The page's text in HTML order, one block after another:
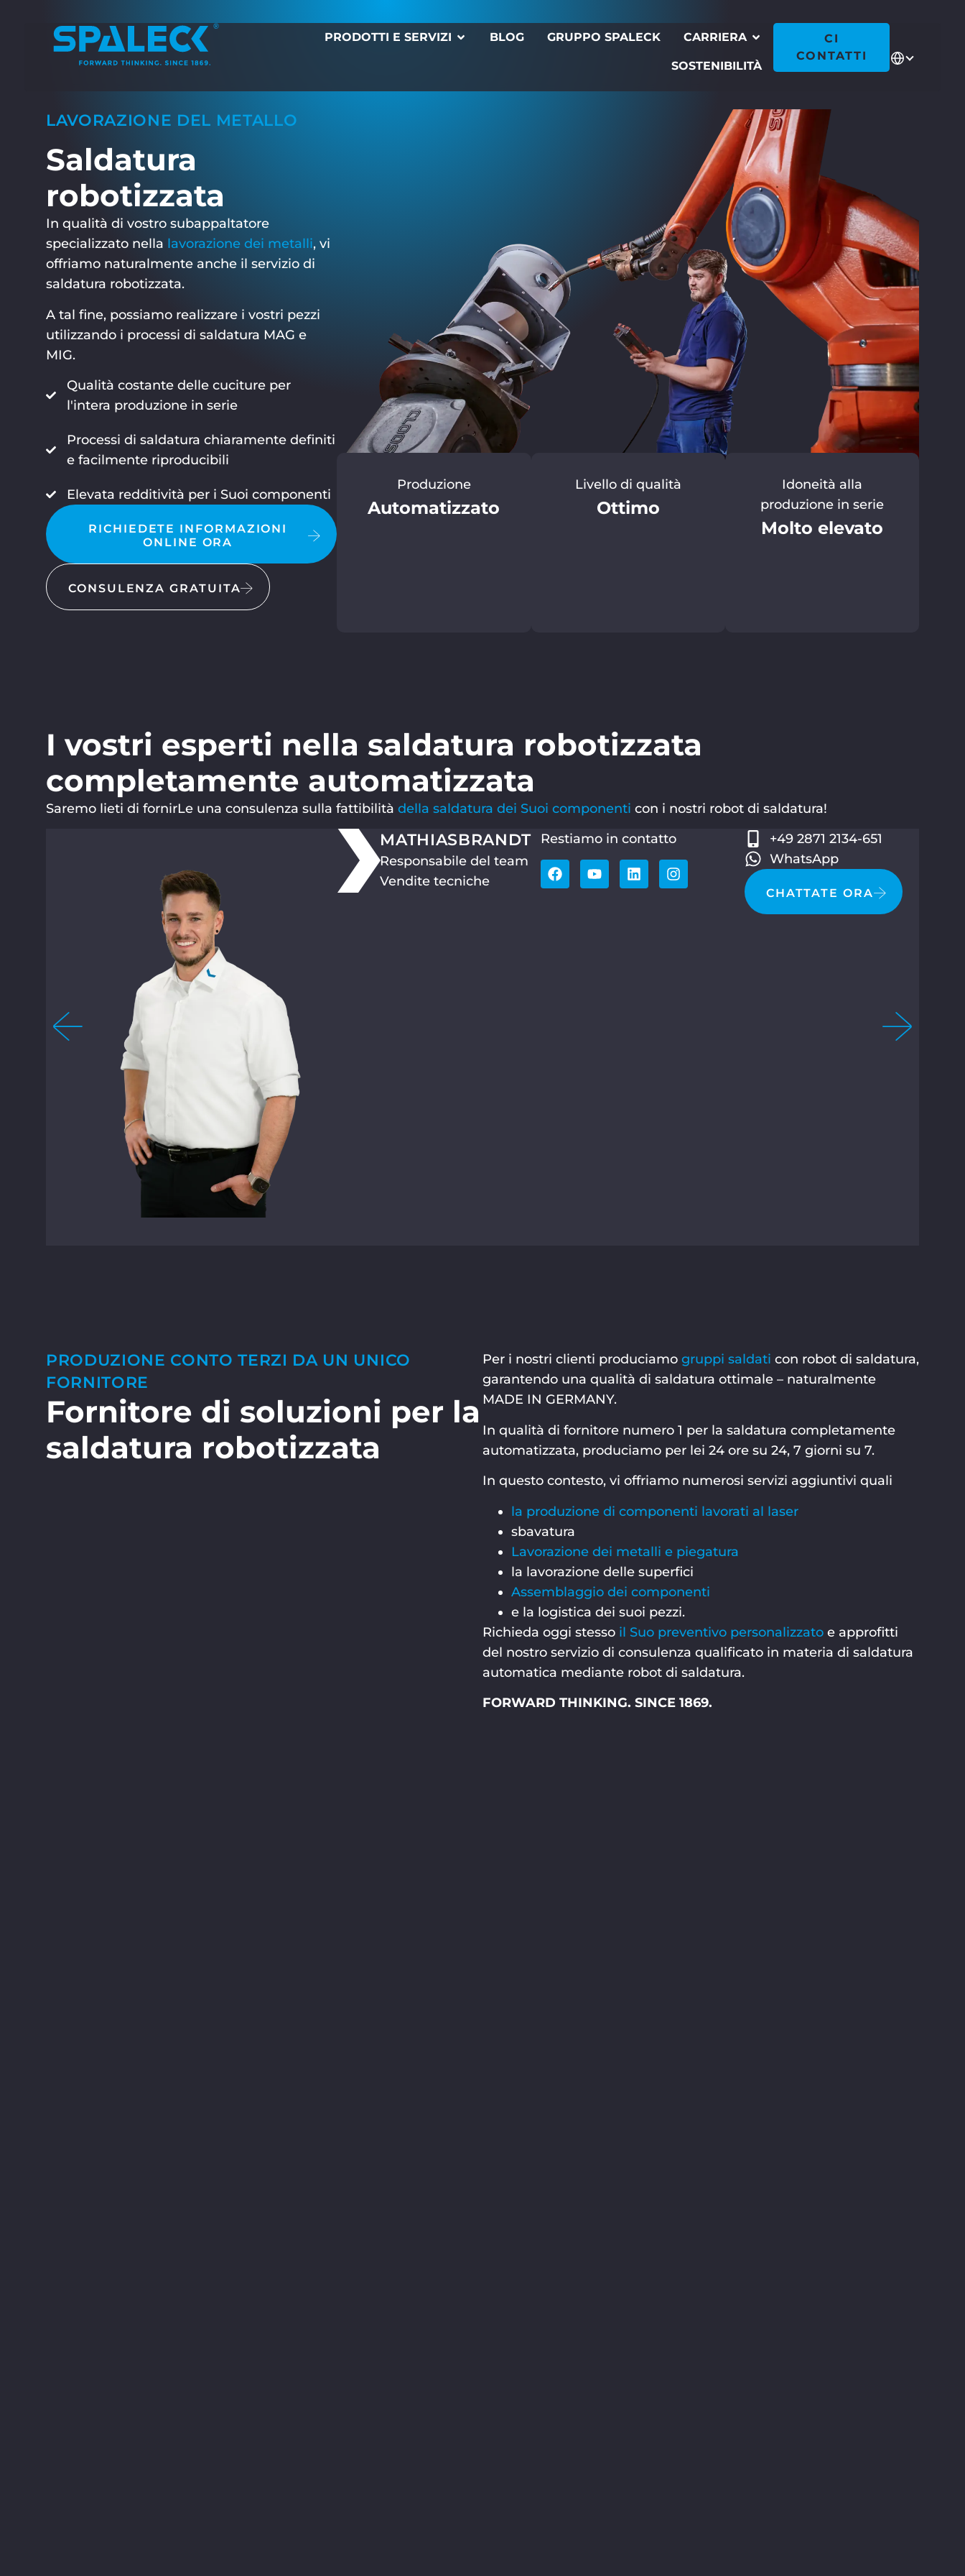
PRODOTTI E SERVIZI BLOG GRUPPO SPALECK CARRIERA
SOSTENIBILITÀ
CI
CONTATTI
LAVORAZIONE DEL METALLO
Saldatura
robotizzata
In qualità di vostro subappaltatore
specializzato nella lavorazione dei metalli, vi
offriamo naturalmente anche il servizio di
saldatura robotizzata.
A tal fine, possiamo realizzare i vostri pezzi
utilizzando i processi di saldatura MAG e
MIG.
Qualità costante delle cuciture per
l'intera produzione in serie
Processi di saldatura chiaramente definiti
e facilmente riproducibili
Elevata redditività per i Suoi componenti
RICHIEDETE INFORMAZIONI
ONLINE ORA
CONSULENZA GRATUITA
Produzione
Automatizzato
Livello di qualità
Ottimo
Idoneità alla
produzione in serie
Molto elevato
I vostri esperti nella saldatura robotizzata
completamente automatizzata
Saremo lieti di fornirLe una consulenza sulla fattibilità della saldatura dei Suoi componenti con i nostri robot di saldatura!
MATHIASBRANDT
Responsabile del team
Vendite tecniche
Restiamo in contatto
+49 2871 2134-651
WhatsApp
CHATTATE ORA
PRODUZIONE CONTO TERZI DA UN UNICO
FORNITORE
Fornitore di soluzioni per la
saldatura robotizzata
Per i nostri clienti produciamo gruppi saldati con robot di saldatura,
garantendo una qualità di saldatura ottimale – naturalmente
MADE IN GERMANY.
In qualità di fornitore numero 1 per la saldatura completamente
automatizzata, produciamo per lei 24 ore su 24, 7 giorni su 7.
In questo contesto, vi offriamo numerosi servizi aggiuntivi quali
la produzione di componenti lavorati al laser
sbavatura
Lavorazione dei metalli e piegatura
la lavorazione delle superfici
Assemblaggio dei componenti
e la logistica dei suoi pezzi.
Richieda oggi stesso il Suo preventivo personalizzato e approfitti
del nostro servizio di consulenza qualificato in materia di saldatura
automatica mediante robot di saldatura.
FORWARD THINKING. SINCE 1869.